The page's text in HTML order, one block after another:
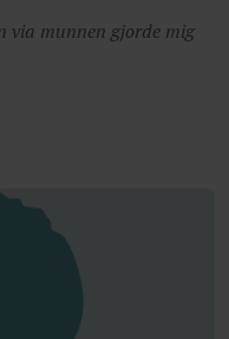
via munnen gjorde mig